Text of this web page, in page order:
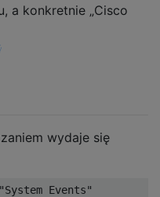
a konkretnie „Cisco
wydaje się
"System Events"